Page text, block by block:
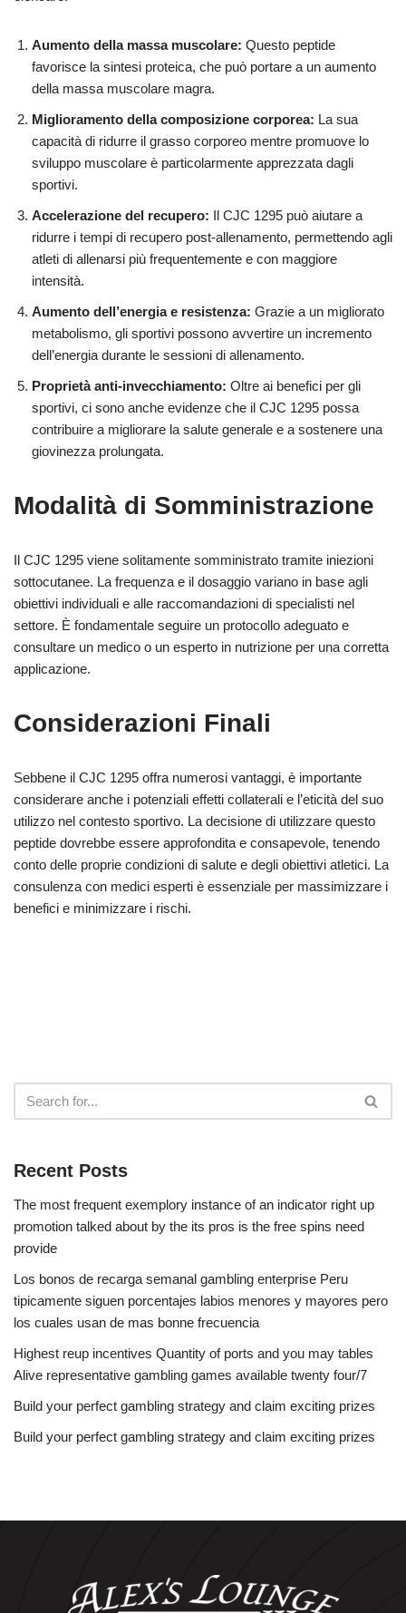
Aumento della massa muscolare: Questo peptide
favorisce la sintesi proteica, che può portare a un aumento
della massa muscolare magra.
Miglioramento della composizione corporea: La sua
capacità di ridurre il grasso corporeo mentre promuove lo
sviluppo muscolare è particolarmente apprezzata dagli
sportivi.
Accelerazione del recupero: Il CJC 1295 può aiutare a
ridurre i tempi di recupero post-allenamento, permettendo agli
atleti di allenarsi più frequentemente e con maggiore
intensità.
Aumento dell’energia e resistenza: Grazie a un migliorato
metabolismo, gli sportivi possono avvertire un incremento
dell’energia durante le sessioni di allenamento.
Proprietà anti-invecchiamento: Oltre ai benefici per gli
sportivi, ci sono anche evidenze che il CJC 1295 possa
contribuire a migliorare la salute generale e a sostenere una
giovinezza prolungata.
Modalità di Somministrazione
Il CJC 1295 viene solitamente somministrato tramite iniezioni
sottocutanee. La frequenza e il dosaggio variano in base agli
obiettivi individuali e alle raccomandazioni di specialisti nel
settore. È fondamentale seguire un protocollo adeguato e
consultare un medico o un esperto in nutrizione per una corretta
applicazione.
Considerazioni Finali
Sebbene il CJC 1295 offra numerosi vantaggi, è importante
considerare anche i potenziali effetti collaterali e l’eticità del suo
utilizzo nel contesto sportivo. La decisione di utilizzare questo
peptide dovrebbe essere approfondita e consapevole, tenendo
conto delle proprie condizioni di salute e degli obiettivi atletici. La
consulenza con medici esperti è essenziale per massimizzare i
benefici e minimizzare i rischi.
Recent Posts
The most frequent exemplory instance of an indicator right up
promotion talked about by the its pros is the free spins need
provide
Los bonos de recarga semanal gambling enterprise Peru
tipicamente siguen porcentajes labios menores y mayores pero
los cuales usan de mas bonne frecuencia
Highest reup incentives Quantity of ports and you may tables
Alive representative gambling games available twenty four/7
Build your perfect gambling strategy and claim exciting prizes
Build your perfect gambling strategy and claim exciting prizes